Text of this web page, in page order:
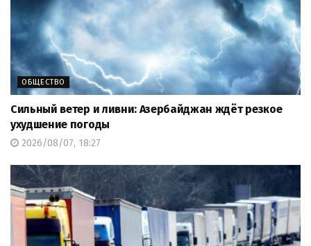
ОБЩЕСТВО
Сильный ветер и ливни: Азербайджан ждёт резкое
ухудшение погоды
2026/08/07, 18:27